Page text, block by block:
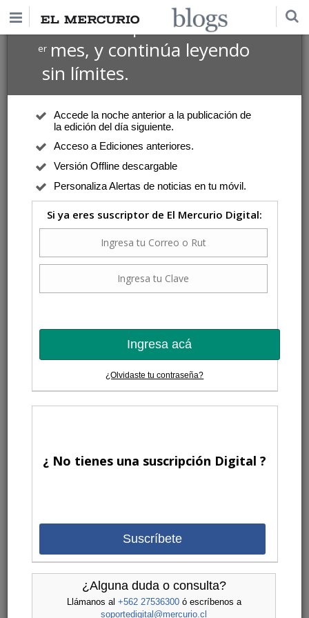
Suscríbete por $1 USD
ermes, y continúa leyendo
sin límites.
Accede la noche anterior a la publicación de
la edición del día siguiente.
Acceso a Ediciones anteriores.
Versión Offline descargable
Personaliza Alertas de noticias en tu móvil.
Si ya eres suscriptor de El Mercurio Digital:
Ingresa acá
¿Olvidaste tu contraseña?
¿ No tienes una suscripción Digital ?
Suscríbete
¿Alguna duda o consulta?
Llámanos al +562 27536300ó escríbenos a
soportedigital@mercurio.cl